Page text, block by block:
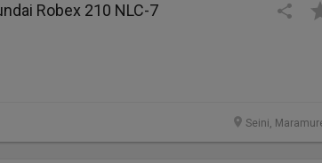
Robex 210 NLC-7
Seini,